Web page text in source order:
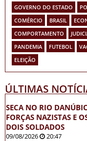
GOVERNO DO ESTADO
COMÉRCIO
BRASIL
COMPORTAMENTO
PANDEMIA
FUTEBOL
ELEIÇÃO
ÚLTIMAS
SECA NO RIO
FORÇAS NAZISTAS E
DOIS SOLDADOS
09/08/2026 20:47